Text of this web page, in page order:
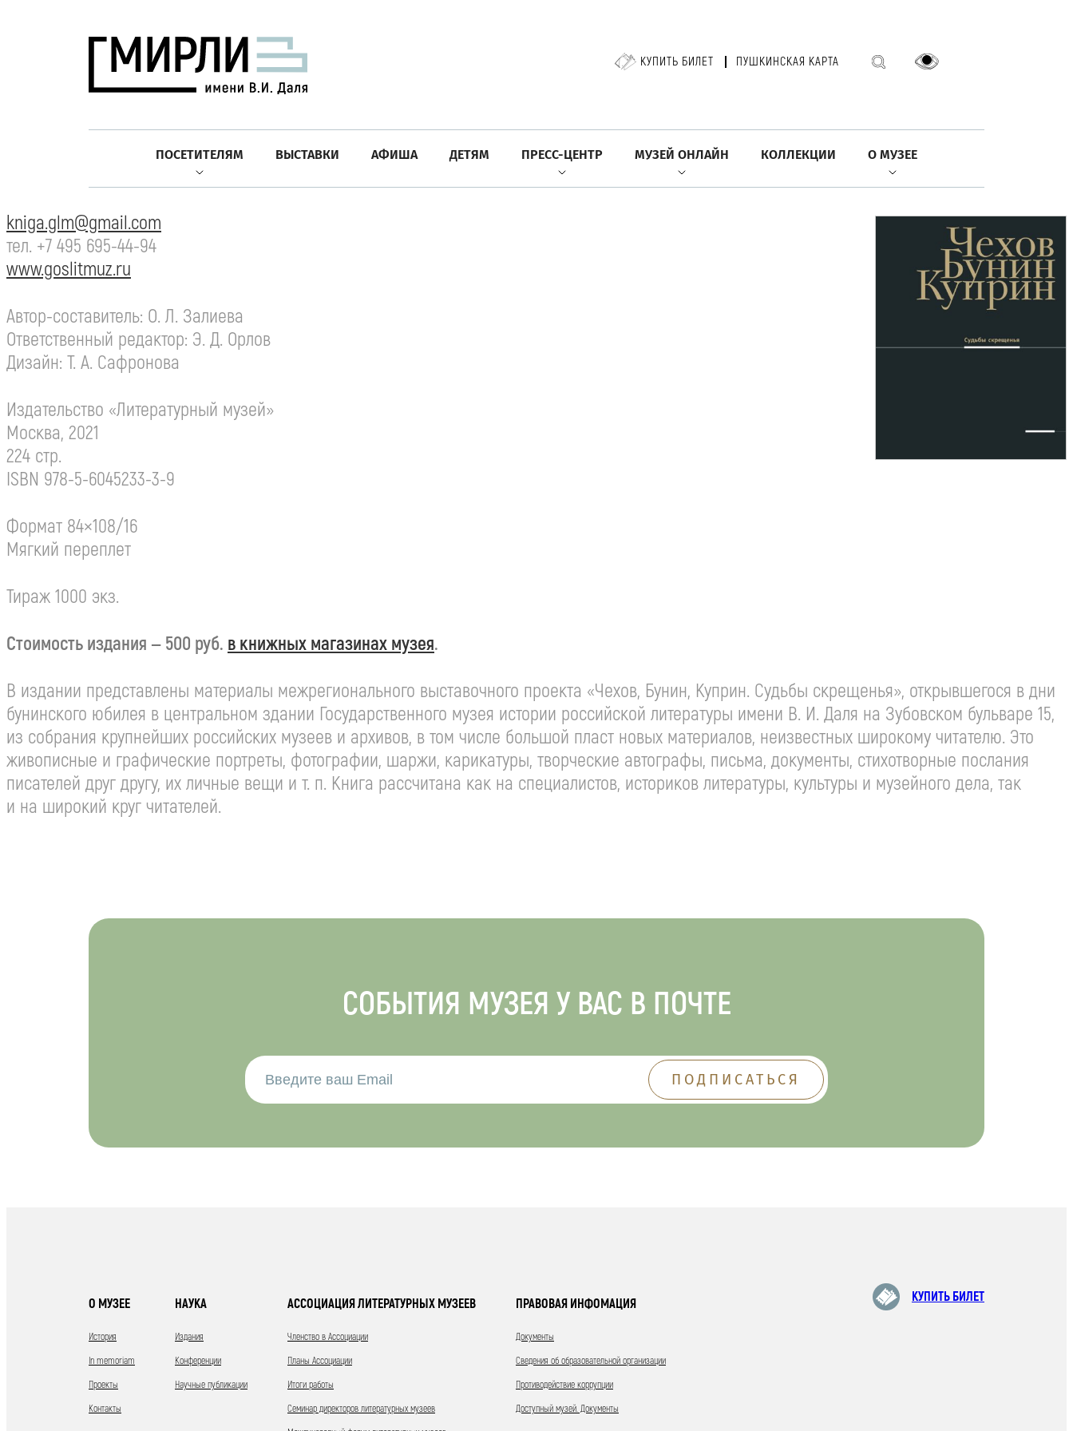
КУПИТЬ БИЛЕТ ПУШКИНСКАЯ КАРТА
ПОСЕТИТЕЛЯМ ВЫСТАВКИ АФИША ДЕТЯМ ПРЕСС-ЦЕНТР МУЗЕЙ ОНЛАЙН КОЛЛЕКЦИИ О МУЗЕЕ
kniga.glm@gmail.com
тел. +7 495 695-44-94
www.goslitmuz.ru
Автор-составитель: О. Л. Залиева
Ответственный редактор: Э. Д. Орлов
Дизайн: Т. А. Сафронова
Издательство «Литературный музей»
Москва, 2021
224 стр.
ISBN 978-5-6045233-3-9
Формат 84×108/16
Мягкий переплет
Тираж 1000 экз.
Стоимость издания — 500 руб. в книжных магазинах музея.
В издании представлены материалы межрегионального выставочного проекта «Чехов, Бунин, Куприн. Судьбы скрещенья», открывшегося в дни
бунинского юбилея в центральном здании Государственного музея истории российской литературы имени В. И. Даля на Зубовском бульваре 15,
из собрания крупнейших российских музеев и архивов, в том числе большой пласт новых материалов, неизвестных широкому читателю. Это
живописные и графические портреты, фотографии, шаржи, карикатуры, творческие автографы, письма, документы, стихотворные послания
писателей друг другу, их личные вещи и т. п. Книга рассчитана как на специалистов, историков литературы, культуры и музейного дела, так
и на широкий круг читателей.
СОБЫТИЯ МУЗЕЯ У ВАС В ПОЧТЕ
О МУЗЕЕ
История
In memoriam
Проекты
Контакты
НАУКА
Издания
Конференции
Научные публикации
АССОЦИАЦИЯ ЛИТЕРАТУРНЫХ МУЗЕЕВ
Членство в Ассоциации
Планы Ассоциации
Итоги работы
Семинар директоров литературных музеев
ПРАВОВАЯ ИНФОМАЦИЯ
Документы
Сведения об образовательной организации
Противодействие коррупции
Доступный музей. Документы
КУПИТЬ БИЛЕТ